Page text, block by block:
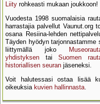
Liity rohkeasti mukaan joukkoon!
Vuodesta 1998 suomalaisia
harrastajia palvellut Vaunut.org
osana Resiina-lehden
Täyden hyödyn tarjon­nastamme
liittymällä joko
yhdistyksen tai Suomen
historial­lisen seuran jäseneksi.
Voit halutessasi ostaa lisää
oikeuksia kuvien hallinnasta.